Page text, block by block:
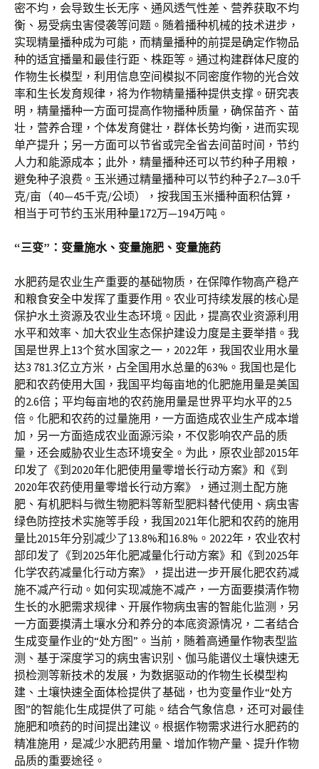
密不均，会导致生长无序、通风透气性差、营养获取不均
衡、易受病虫害侵袭等问题。随着播种机械的技术进步，
实现精量播种成为可能，而精量播种的前提是确定作物品
种的适宜播量和最佳行距、株距等。通过构建群体尺度的
作物生长模型，利用信息空间模拟不同密度作物的光合效
率和生长发育规律，将为作物精量播种提供支撑。研究表
明，精量播种一方面可提高作物播种质量，确保苗齐、苗
壮，营养合理，个体发育健壮，群体长势均衡，进而实现
单产提升；另一方面可以节省或完全省去间苗时间，节约
人力和能源成本；此外，精量播种还可以节约种子用粮，
避免种子浪费。玉米通过精量播种可以节约种子2.7—3.0千
克/亩（40—45千克/公顷），按我国玉米播种面积估算，
相当于可节约玉米用种量172万—194万吨。
“三变”：变量施水、变量施肥、变量施药
水肥药是农业生产重要的基础物质，在保障作物高产稳产
和粮食安全中发挥了重要作用。农业可持续发展的核心是
保护水土资源及农业生态环境。因此，提高农业资源利用
水平和效率、加大农业生态保护建设力度是主要举措。我
国是世界上13个贫水国家之一，2022年，我国农业用水量
达3 781.3亿立方米，占全国用水总量的63%。我国也是化
肥和农药使用大国，我国平均每亩地的化肥施用量是美国
的2.6倍；平均每亩地的农药施用量是世界平均水平的2.5
倍。化肥和农药的过量施用，一方面造成农业生产成本增
加，另一方面造成农业面源污染，不仅影响农产品的质
量，还会威胁农业生态环境安全。为此，原农业部2015年
印发了《到2020年化肥使用量零增长行动方案》和《到
2020年农药使用量零增长行动方案》，通过测土配方施
肥、有机肥料与微生物肥料等新型肥料替代使用、病虫害
绿色防控技术实施等手段，我国2021年化肥和农药的施用
量比2015年分别减少了13.8%和16.8%。2022年，农业农村
部印发了《到2025年化肥减量化行动方案》和《到2025年
化学农药减量化行动方案》，提出进一步开展化肥农药减
施不减产行动。如何实现减施不减产，一方面要摸清作物
生长的水肥需求规律、开展作物病虫害的智能化监测，另
一方面要摸清土壤水分和养分的本底资源情况，二者结合
生成变量作业的“处方图”。当前，随着高通量作物表型监
测、基于深度学习的病虫害识别、伽马能谱仪土壤快速无
损检测等新技术的发展，为数据驱动的作物生长模型构
建、土壤快速全面体检提供了基础，也为变量作业“处方
图”的智能化生成提供了可能。结合气象信息，还可对最佳
施肥和喷药的时间提出建议。根据作物需求进行水肥药的
精准施用，是减少水肥药用量、增加作物产量、提升作物
品质的重要途径。